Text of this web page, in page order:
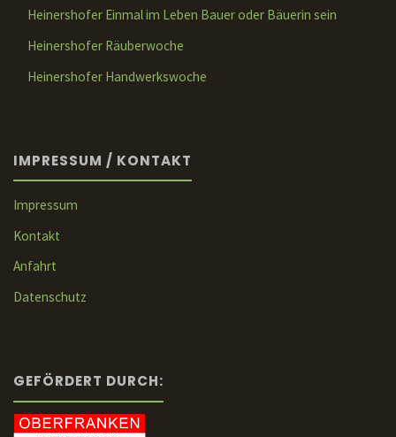
Heinershofer Einmal im Leben Bauer oder Bäuerin sein
Heinershofer Räuberwoche
Heinershofer Handwerkswoche
IMPRESSUM / KONTAKT
Impressum
Kontakt
Anfahrt
Datenschutz
GEFÖRDERT DURCH: